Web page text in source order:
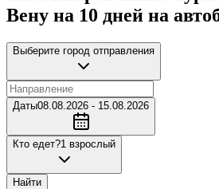
Вену на 10 дней на
Выберите город отправления
Даты08.08.2026 - 15.08.2026
Кто едет?1 взрослый
Найти